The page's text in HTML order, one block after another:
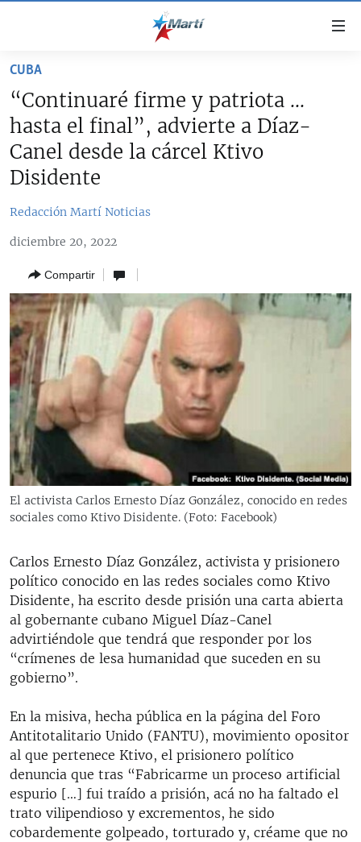
accesibilidad
contenido
principal
principal
la
búsqueda
CUBA
DERECHOS HUMANOS
SOBRE CUBA
ESTADOS UNIDOS
ESTADOS UNIDOS
AMÉRICA LATINA
OPINIÓN GRÁFICA
AUDIOVISUALES MARTÍ
RADIO MARTÍ
ESPECIALES
ESPECIALES
LA REALIDAD DE LA VIVIENDA EN CUBA
KENTU-CUBANO
DESINFORMACIÓN RUSA EN AMÉRICA LATINA
LA INVASIÓN DE RUSIA A UCRANIA
MULTIMEDIA
EDITORIALES
SÍGUENOS
CUBA
“Continuaré firme y patriota ...
hasta el final”, advierte a Díaz-
Canel desde la cárcel Ktivo
Disidente
Redacción Martí Noticias
diciembre 20, 2022
Compartir
El activista Carlos Ernesto Díaz González, conocido en redes
sociales como Ktivo Disidente. (Foto: Facebook)
Carlos Ernesto Díaz González, activista y prisionero
político conocido en las redes sociales como Ktivo
Disidente, ha escrito desde prisión una carta abierta
al gobernante cubano Miguel Díaz-Canel
advirtiéndole que tendrá que responder por los
“crímenes de lesa humanidad que suceden en su
gobierno”.
En la misiva, hecha pública en la página del Foro
Antitotalitario Unido (FANTU), movimiento opositor
al que pertenece Ktivo, el prisionero político
denuncia que tras “Fabricarme un proceso artificial
espurio […] fui traído a prisión, acá no ha faltado el
trato vilipendioso y excrementos, he sido
cobardemente golpeado, torturado y, créame que no